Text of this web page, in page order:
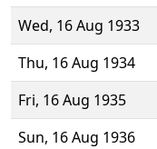
Wed, 16 Aug 1933
Thu, 16 Aug 1934
Fri, 16 Aug 1935
Sun, 16 Aug 1936